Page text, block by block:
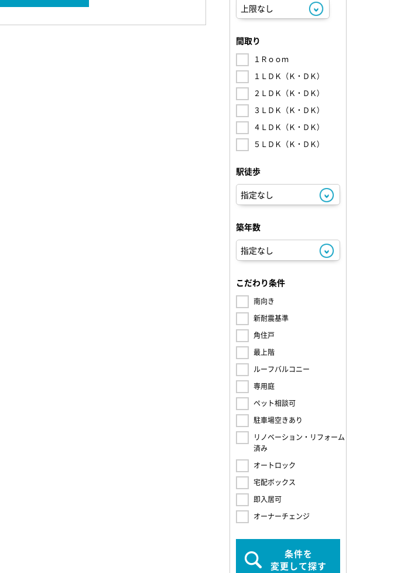
間取り
１Ｒｏｏｍ
１ＬＤＫ（Ｋ・ＤＫ）
２ＬＤＫ（Ｋ・ＤＫ）
３ＬＤＫ（Ｋ・ＤＫ）
４ＬＤＫ（Ｋ・ＤＫ）
５ＬＤＫ（Ｋ・ＤＫ）
駅徒歩
築年数
こだわり条件
南向き
新耐震基準
角住戸
最上階
ルーフバルコニー
専用庭
ペット相談可
駐車場空きあり
リノベーション・リフォーム
済み
オートロック
宅配ボックス
即入居可
オーナーチェンジ
条件を
変更して探す